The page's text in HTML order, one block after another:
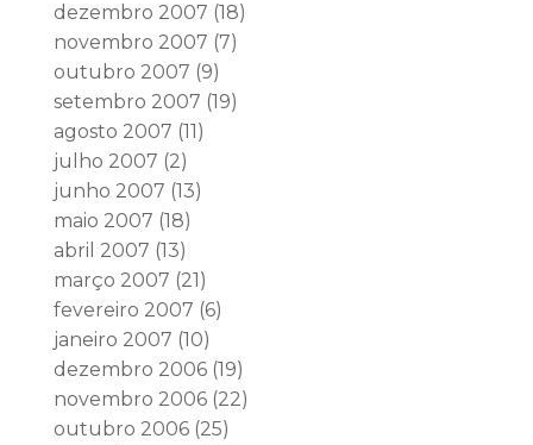
dezembro 2007 (18)
novembro 2007 (7)
outubro 2007 (9)
setembro 2007 (19)
agosto 2007 (11)
julho 2007 (2)
junho 2007 (13)
maio 2007 (18)
abril 2007 (13)
março 2007 (21)
fevereiro 2007 (6)
janeiro 2007 (10)
dezembro 2006(19)
novembro 2006(22)
outubro 2006(25)